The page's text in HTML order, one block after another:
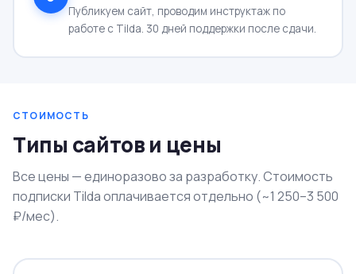
Публикуем сайт, проводим инструктаж по
работе с Tilda. 30 дней поддержки после сдачи.
СТОИМОСТЬ
Типы сайтов и цены
Все цены — единоразово за разработку. Стоимость
подписки Tilda оплачивается отдельно (~1 250–3 500
₽/мес).